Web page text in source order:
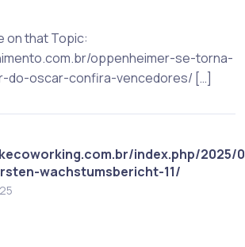
on that Topic:
oppenheimer-se-torna-
do-oscar-confira-vencedores/ […]
index.php/
wachstumsbericht-11/